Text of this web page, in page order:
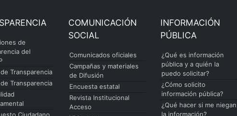
de
del
Transparencia
Transparencia
COMUNICACIÓN
SOCIAL
Comunicados oficiales
Campañas y materiales
de Difusión
Encuesta estatal
Revista Institucional
Acceso
INFORMACIÓN
PÚBLICA
¿Qué es información
pública y a quién la
puedo solicitar?
¿Cómo solicito
información pública?
¿Qué hacer si me niegan
la información?